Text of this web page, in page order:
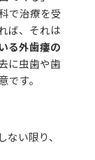
で治療を受
ば、それは
る外歯瘻の
に虫歯や歯
す。
い限り、